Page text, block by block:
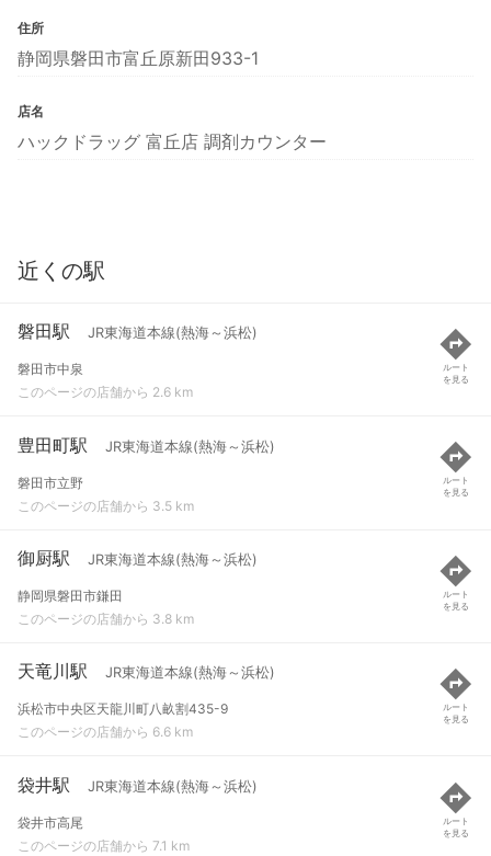
住所
静岡県磐田市富丘原新田933-1
店名
ハックドラッグ 富丘店 調剤カウンター
近くの駅
磐田駅 JR東海道本線(熱海～浜松)
磐田市中泉
このページの店舗から 2.6 km
ルート
を見る
豊田町駅 JR東海道本線(熱海～浜松)
磐田市立野
このページの店舗から 3.5 km
ルート
を見る
御厨駅 JR東海道本線(熱海～浜松)
静岡県磐田市鎌田
このページの店舗から 3.8 km
ルート
を見る
天竜川駅 JR東海道本線(熱海～浜松)
浜松市中央区天龍川町八畝割435-9
このページの店舗から 6.6 km
ルート
を見る
袋井駅 JR東海道本線(熱海～浜松)
袋井市高尾
このページの店舗から 7.1 km
ルート
を見る